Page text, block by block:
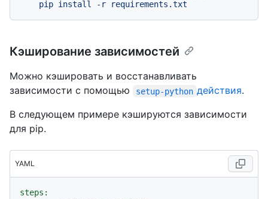
Кэширование зависимостей
Можно кэшировать и восстанавливать
зависимости с помощью
setup-python действия.
В следующем примере кэшируются зависимости
для pip.
YAML
steps: